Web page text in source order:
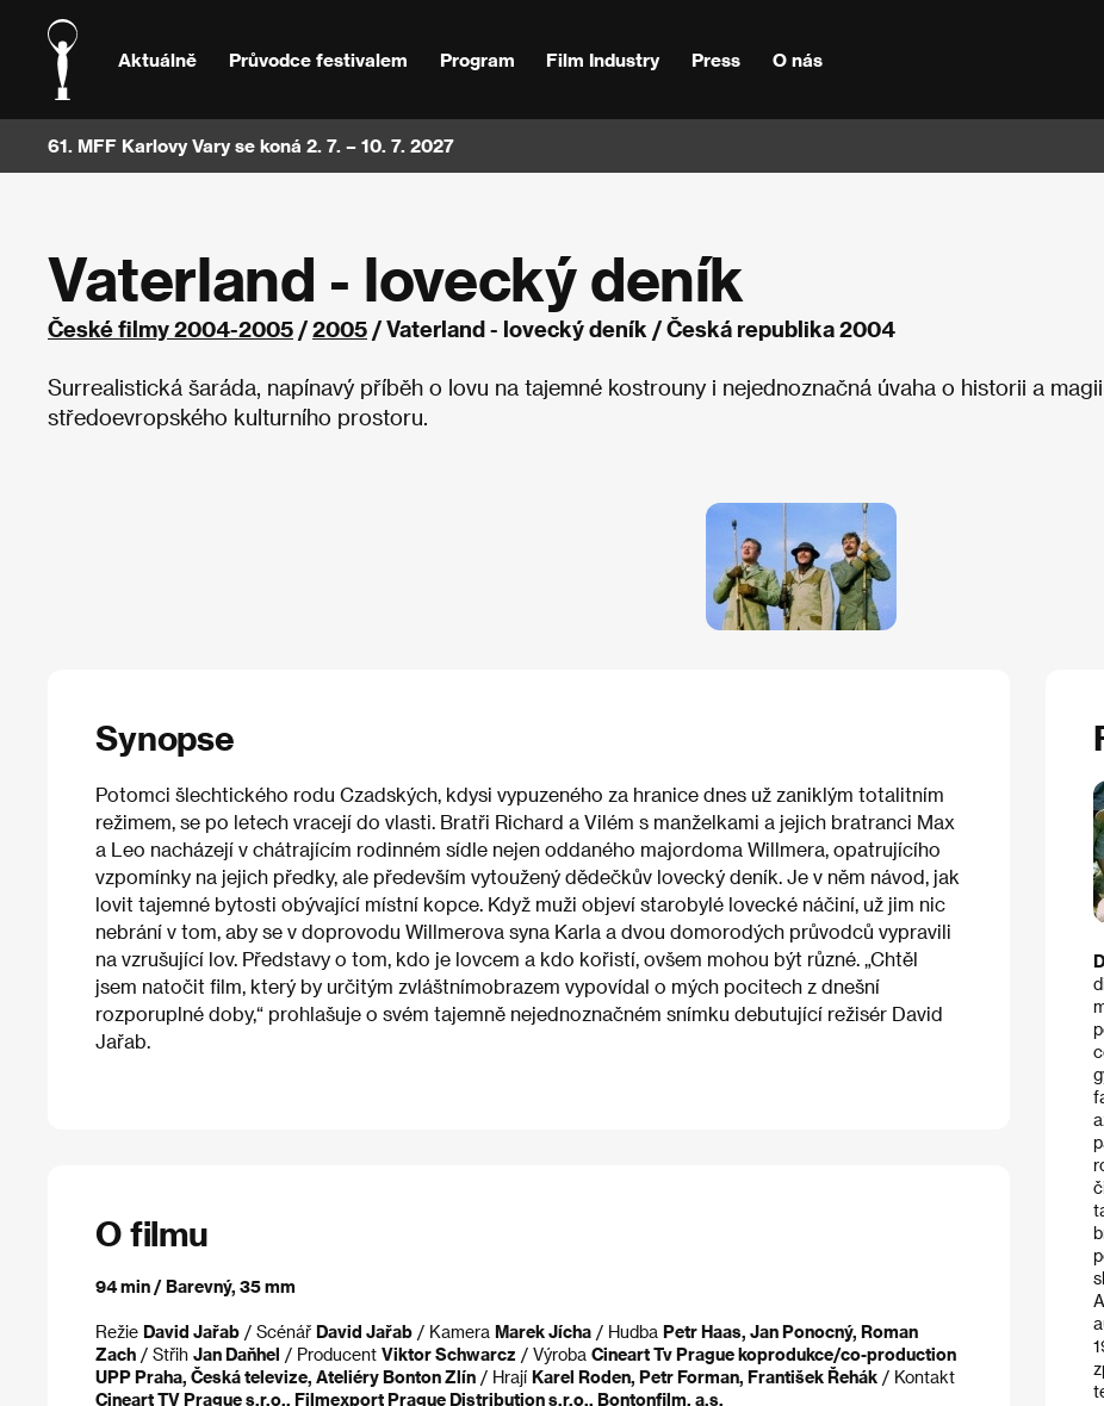
Aktuálně Průvodce festivalem Program Film Industry Press O nás
61. MFF Karlovy Vary se koná 2. 7. – 10. 7. 2027
Vaterland - lovecký deník
České filmy 2004-2005 /2005 / Vaterland - lovecký deník / Česká republika 2004
Surrealistická šaráda, napínavý příběh o lovu na tajemné kostrouny i nejednoznačná úvaha o historii a magii
středoevropského kulturního prostoru.
Synopse
Potomci šlechtického rodu Czadských, kdysi vypuzeného za hranice dnes už zaniklým totalitním
režimem, se po letech vracejí do vlasti. Bratři Richard a Vilém s manželkami a jejich bratranci Max
a Leo nacházejí v chátrajícím rodinném sídle nejen oddaného majordoma Willmera, opatrujícího
vzpomínky na jejich předky, ale především vytoužený dědečkův lovecký deník. Je v něm návod, jak
lovit tajemné bytosti obývající místní kopce. Když muži objeví starobylé lovecké náčiní, už jim nic
nebrání v tom, aby se v doprovodu Willmerova syna Karla a dvou domorodých průvodců vypravili
na vzrušující lov. Představy o tom, kdo je lovcem a kdo kořistí, ovšem mohou být různé. „Chtěl
jsem natočit film, který by určitým zvláštnímobrazem vypovídal o mých pocitech z dnešní
rozporuplné doby,“ prohlašuje o svém tajemně nejednoznačném snímku debutující režisér David
Jařab.
O filmu
94 min / Barevný, 35 mm
Režie David Jařab / Scénář David Jařab / Kamera Marek Jícha / Hudba Petr Haas, Jan Ponocný, Roman
Zach / Střih Jan Daňhel / Producent Viktor Schwarcz / Výroba Cineart Tv Prague koprodukce/co-production
UPP Praha, Česká televize, Ateliéry Bonton Zlín / Hrají Karel Roden, Petr Forman, František Řehák / Kontakt
Cineart TV Prague s.r.o., Filmexport Prague Distribution s.r.o., Bontonfilm, a.s.